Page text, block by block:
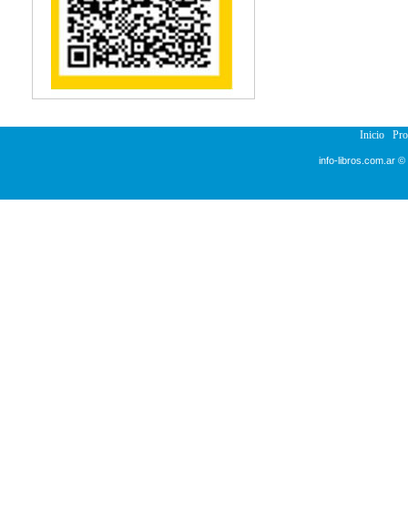
Reumatología
Salud Pública
Sección Medicina
Semiología
Terapia Ocupacional
Veterinaria
Inicio
info-libros.com.ar